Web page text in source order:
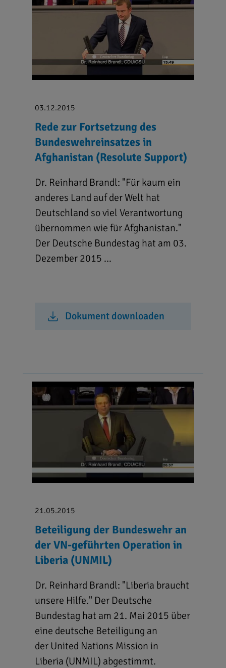
03.12.2015
Rede zur Fortsetzung des
Bundeswehreinsatzes in
Afghanistan (Resolute Support)
Dr. Reinhard Brandl: "Für kaum ein
anderes Land auf der Welt hat
Deutschland so viel Verantwortung
übernommen wie für Afghanistan."
Der Deutsche Bundestag hat am 03.
Dezember 2015 ...
Dokument downloaden
21.05.2015
Beteiligung der Bundeswehr an
der VN-geführten Operation in
Liberia (UNMIL)
Dr. Reinhard Brandl: "Liberia braucht
unsere Hilfe." Der Deutsche
Bundestag hat am 21. Mai 2015 über
eine deutsche Beteiligung an
der United Nations Mission in
Liberia (UNMIL) abgestimmt.